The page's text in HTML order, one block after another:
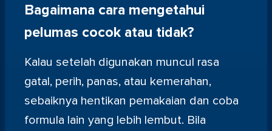
Bagaimana cara mengetahui
pelumas cocok atau tidak?
Kalau setelah digunakan muncul rasa
gatal, perih, panas, atau kemerahan,
sebaiknya hentikan pemakaian dan coba
formula lain yang lebih lembut. Bila